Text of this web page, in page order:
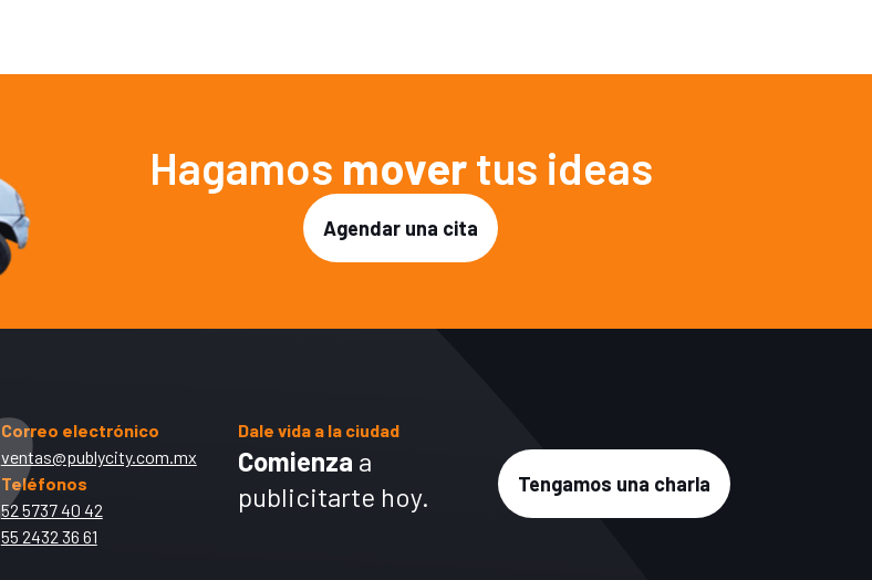
Hagamos movertus ideas
Agendar una cita
Correo electrónico
ventas@publycity.com.mx
Teléfonos
52 5737 40 42
55 2432 36 61
Dale vida a la ciudad
Comienza a
publicitarte hoy.
Tengamos una charla